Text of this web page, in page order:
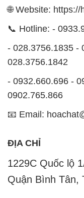
🌐 Website:
📞 Hotline: -
- 028.3756.1835 -
028.3756.1842
- 0932.660.696 -
0902.765.866
📧 Email:
ĐỊA CHỈ
1229C Quốc lộ
Quận Bình Tân,